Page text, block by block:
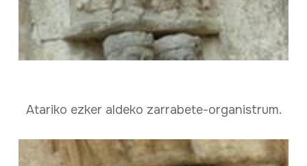
Atariko ezker aldeko zarrabete-organistrum.